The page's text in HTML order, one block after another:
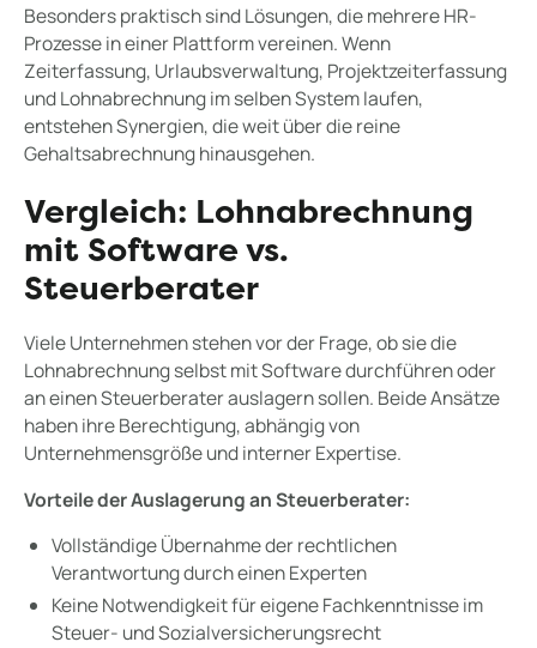
Besonders praktisch sind Lösungen, die mehrere HR-
Prozesse in einer Plattform vereinen. Wenn
Zeiterfassung, Urlaubsverwaltung, Projektzeiterfassung
und Lohnabrechnung im selben System laufen,
entstehen Synergien, die weit über die reine
Gehaltsabrechnung hinausgehen.
Vergleich: Lohnabrechnung
mit Software vs.
Steuerberater
Viele Unternehmen stehen vor der Frage, ob sie die
Lohnabrechnung selbst mit Software durchführen oder
an einen Steuerberater auslagern sollen. Beide Ansätze
haben ihre Berechtigung, abhängig von
Unternehmensgröße und interner Expertise.
Vorteile der Auslagerung an Steuerberater:
Vollständige Übernahme der rechtlichen
Verantwortung durch einen Experten
Keine Notwendigkeit für eigene Fachkenntnisse im
Steuer- und Sozialversicherungsrecht